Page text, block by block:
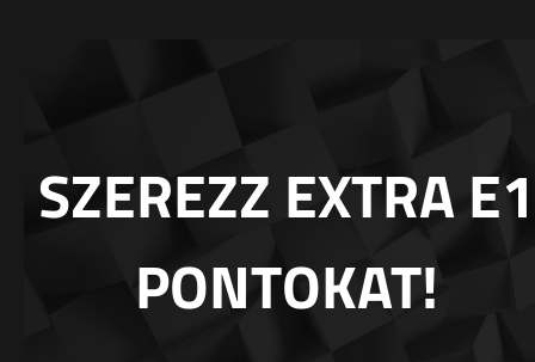
SZEREZZ EXTRA E1
PONTOKAT!